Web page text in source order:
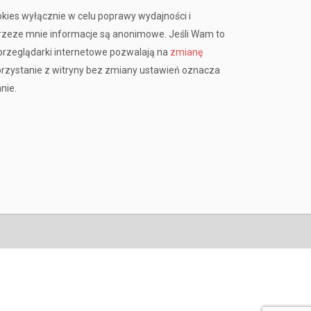
wyłącznie w celu poprawy wydajności i
mnie informacje są anonimowe. Jeśli Wam to
internetowe pozwalają na zmianę
z witryny bez zmiany ustawień oznacza